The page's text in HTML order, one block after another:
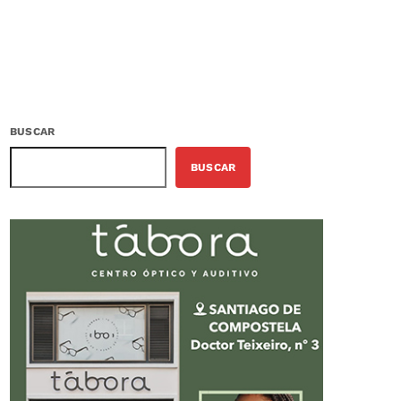
BUSCAR
BUSCAR